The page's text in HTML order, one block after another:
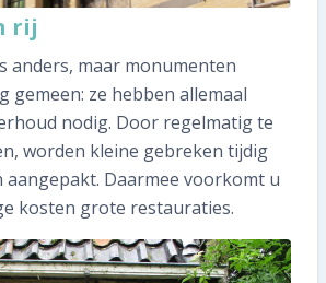
rij
anders, maar monumenten
gemeen: ze hebben allemaal
nodig. Door regelmatig te
worden kleine gebreken tijdig
aangepakt. Daarmee voorkomt u
kosten grote restauraties.